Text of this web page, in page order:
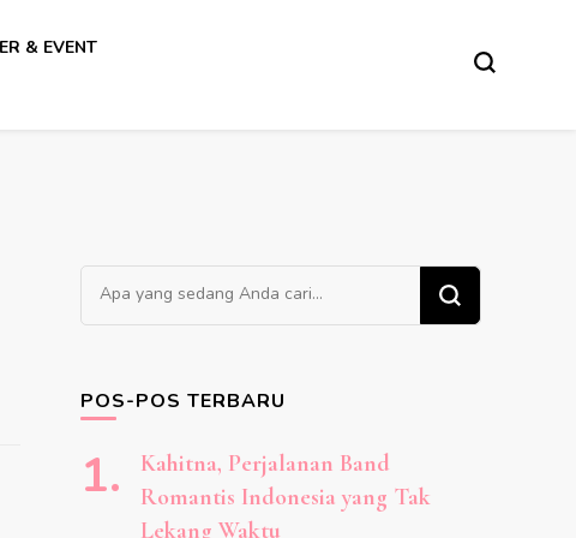
& EVENT
Mencari
Sesuatu?
POS-POS TERBARU
Kahitna, Perjalanan Band
Romantis Indonesia yang Tak
Lekang Waktu